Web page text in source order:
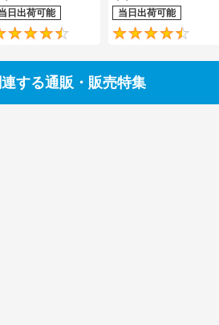
4.5
日出荷可能
4.7
当日出荷可能
する通販・販売特集